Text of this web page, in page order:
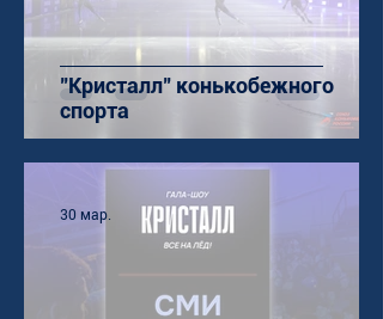
"Кристалл" конькобежного
спорта
30 мар.